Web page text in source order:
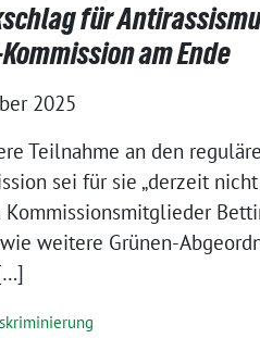
für
am Ende
2025
Teilnahme an den
sei für sie „derzeit
weitere Grünen-